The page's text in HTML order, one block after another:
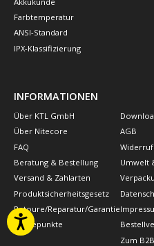
Farbtemperatur
ANSI-Standard
IPX-Klassifizierung
INFORMATIONEN
Über KTL GmbH
Über Nitecore
FAQ
Beratung & Bestellung
Versand & Zahlarten
Produktsicherheitsgesetz
Retoure/Reparatur/Garantie
Treuepunkte
AGB
Umwelt
Zum